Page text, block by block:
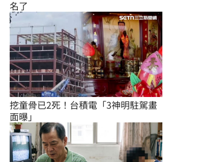
名了
挖童骨已2死！台積電「3神明駐駕畫
面曝」